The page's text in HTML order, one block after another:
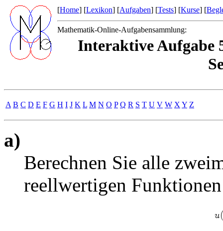
[Home] [Lexikon] [Aufgaben] [Tests] [Kurse] [
Mathematik-Online-Aufgabensammlung:
Interaktive Aufgabe
A B C D E F G H I J K L M N O P Q R S T U V W X Y Z
a)
Berechnen Sie alle
reellwertigen